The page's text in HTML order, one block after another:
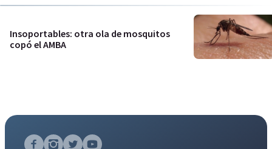
Insoportables: otra ola de mosquitos
copó el AMBA